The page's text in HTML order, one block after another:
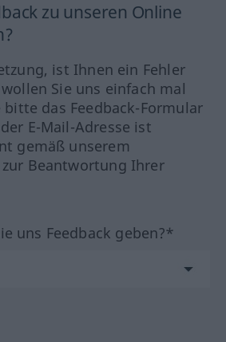
zu unseren Online
ist Ihnen ein Fehler
Sie uns einfach mal
bitte das Feedback-Formular
E-Mail-Adresse ist
gemäß unserem
Beantwortung Ihrer
uns Feedback geben?*